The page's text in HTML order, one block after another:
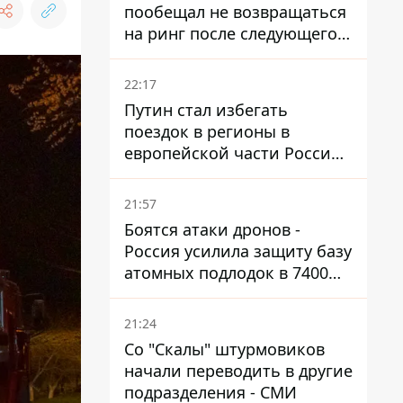
пообещал не возвращаться
на ринг после следующего
боя
22:17
Путин стал избегать
поездок в регионы в
европейской части России,
куда регулярно долетают
дроны
21:57
Боятся атаки дронов -
Россия усилила защиту базу
атомных подлодок в 7400
км от Украины
21:24
Со "Скалы" штурмовиков
начали переводить в другие
подразделения - СМИ